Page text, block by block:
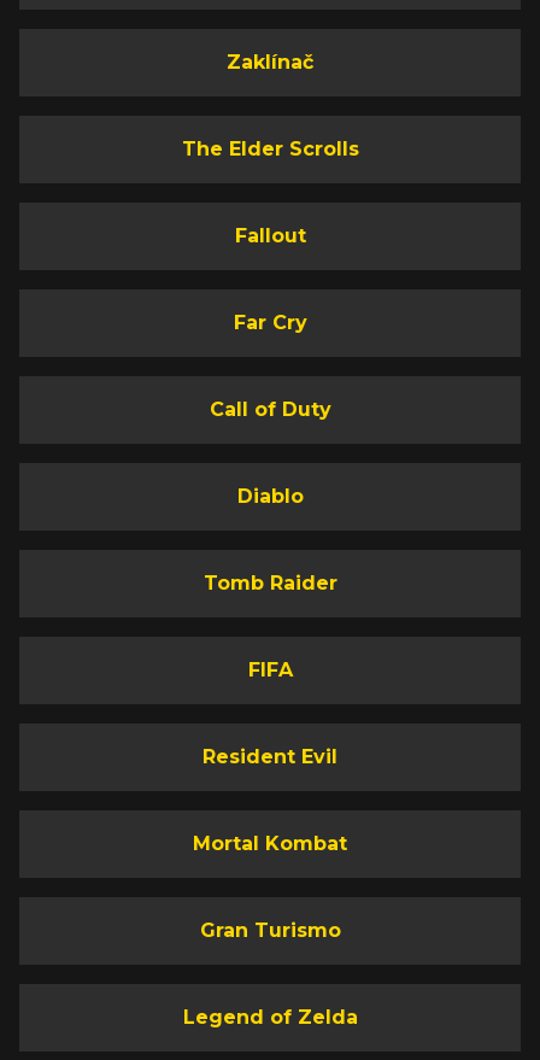
Zaklínač
The Elder Scrolls
Fallout
Far Cry
Call of Duty
Diablo
Tomb Raider
FIFA
Resident Evil
Mortal Kombat
Gran Turismo
Legend of Zelda